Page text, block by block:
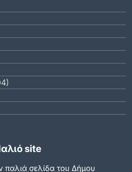
site
παλιά σελίδα του Δήμου